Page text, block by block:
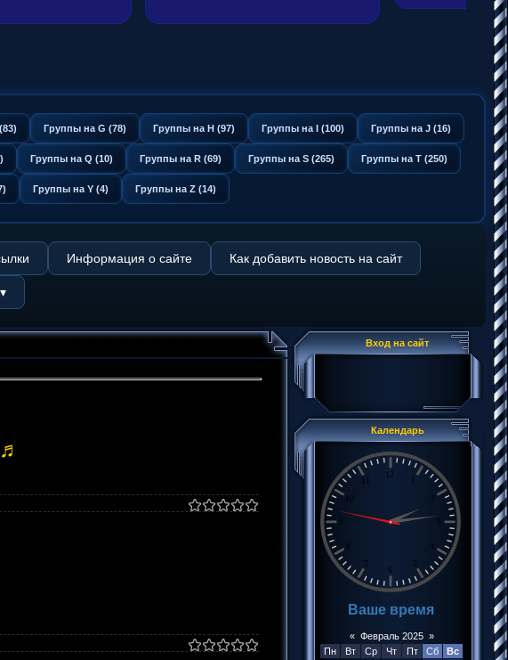
Группы на G (78) Группы на H (97) Группы на I (100) Группы на J (16)
Группы на Q (10) Группы на R (69) Группы на S (265) Группы на T (250)
Группы на Y (4) Группы на Z (14)
Информация о сайте Как добавить новость на сайт
Вход на сайт
Календарь
« Февраль 2025 »
Пн
Вт Ср Чт Пт Сб
Вс